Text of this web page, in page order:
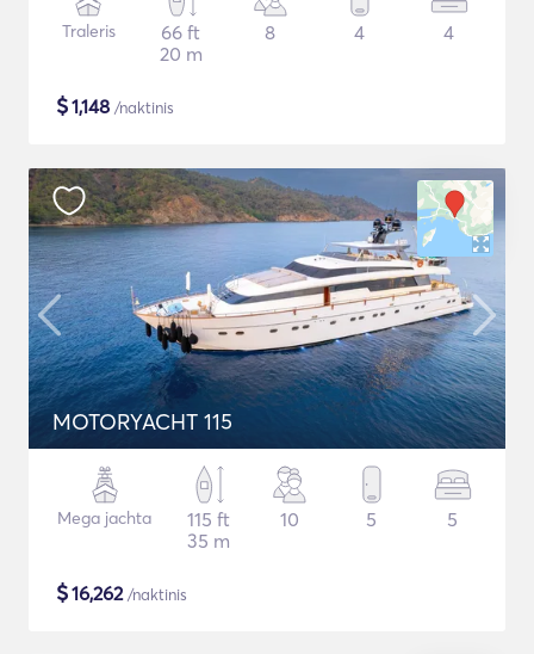
Traleris
66 ft
20 m
8 4 4
$1,148 /naktinis
MOTORYACHT 115
Mega jachta
115 ft
35 m
10 5 5
$16,262/naktinis